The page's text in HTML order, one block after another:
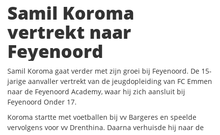
Samil Koroma
vertrekt naar
Feyenoord
Samil Koroma gaat verder met zijn groei bij Feyenoord. De 15-
jarige aanvaller vertrekt van de jeugdopleiding van FC Emmen
naar de Feyenoord Academy, waar hij zich aansluit bij
Feyenoord Onder 17.
Koroma startte met voetballen bij vv Bargeres en speelde
vervolgens voor vv Drenthina. Daarna verhuisde hij naar de